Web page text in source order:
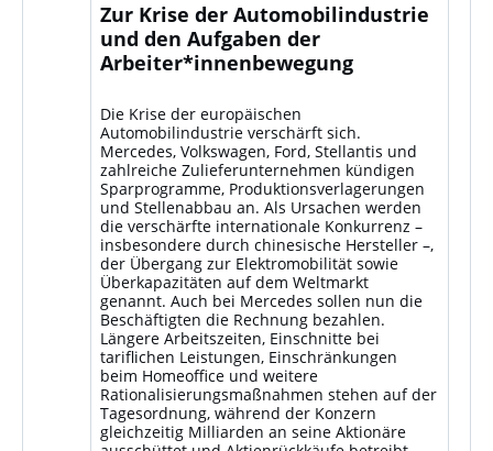
Zur Krise der Automobilindustrie
und den Aufgaben der
Arbeiter*innenbewegung
Die Krise der europäischen
Automobilindustrie verschärft sich.
Mercedes, Volkswagen, Ford, Stellantis und
zahlreiche Zulieferunternehmen kündigen
Sparprogramme, Produktionsverlagerungen
und Stellenabbau an. Als Ursachen werden
die verschärfte internationale Konkurrenz –
insbesondere durch chinesische Hersteller –,
der Übergang zur Elektromobilität sowie
Überkapazitäten auf dem Weltmarkt
genannt. Auch bei Mercedes sollen nun die
Beschäftigten die Rechnung bezahlen.
Längere Arbeitszeiten, Einschnitte bei
tariflichen Leistungen, Einschränkungen
beim Homeoffice und weitere
Rationalisierungsmaßnahmen stehen auf der
Tagesordnung, während der Konzern
gleichzeitig Milliarden an seine Aktionäre